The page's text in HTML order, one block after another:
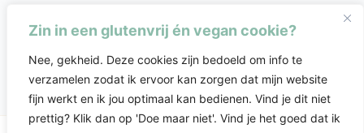
Zin in een glutenvrij én vegan cookie?
Nee, gekheid. Deze cookies zijn bedoeld om info te
verzamelen zodat ik ervoor kan zorgen dat mijn website
fijn werkt en ik jou optimaal kan bedienen. Vind je dit niet
prettig? Klik dan op 'Doe maar niet'. Vind je het goed dat ik